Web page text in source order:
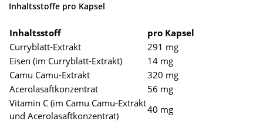
Inhaltsstoffe pro Kapsel
Inhaltsstoff
pro Kapsel
Curryblatt-Extrakt
291 mg
Eisen (im Curryblatt-Extrakt)
14 mg
Camu Camu-Extrakt
320 mg
Acerolasaftkonzentrat
56 mg
Vitamin C (im Camu Camu-Extrakt
und Acerolasaftkonzentrat)
40 mg